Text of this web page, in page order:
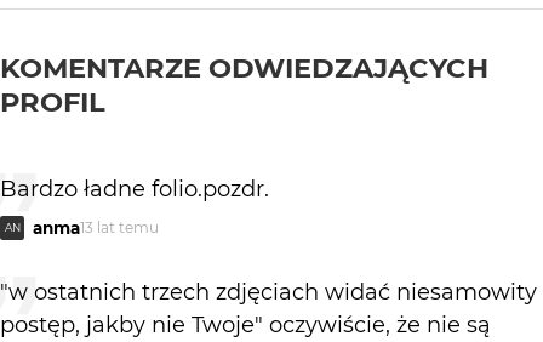
KOMENTARZE ODWIEDZAJĄCYCH
PROFIL
Bardzo ładne folio.pozdr.
AN anma13 lat temu
"w ostatnich trzech zdjęciach widać niesamowity
postęp, jakby nie Twoje" oczywiście, że nie są